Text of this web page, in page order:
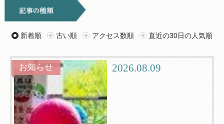
キャンプ
旅行記 ツアー
グルメ
ブログ
新着順 古い順 アクセス数順 直近の30日の人気順
お知らせ 2026.08.09